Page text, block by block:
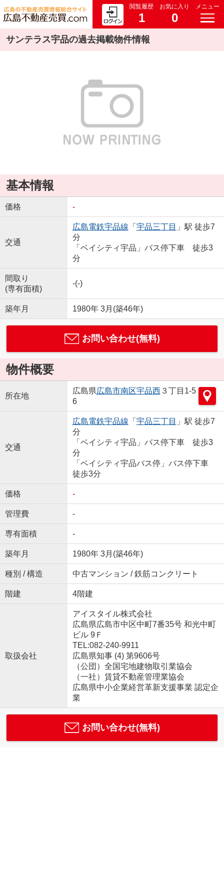
閲覧履歴
1
お気に入り
0
メニュー
サンテラス宇品の過去掲載物件情報
基本情報
価格 -
交通
広島電鉄宇品線 「 宇品三丁目 」駅 徒歩7
分
「ベイシティ宇品」バス停下車 徒歩3
分
間取り
(専有面積)
-(-)
築年月 1980年 3月(築46年)
お問い合わせ(無料)
物件概要
所在地
広島県広島市南区宇品西３丁目1-5
6
交通
広島電鉄宇品線 「 宇品三丁目 」駅 徒歩7
分
「ベイシティ宇品」バス停下車 徒歩3
分
「ベイシティ宇品バス停」バス停下車
徒歩3分
価格 -
管理費 -
専有面積 -
築年月 1980年 3月(築46年)
種別 / 構造 中古マンション / 鉄筋コンクリート
階建 4階建
取扱会社
アイスタイル株式会社
広島県広島市中区中町7番35号 和光中町
ビル 9Ｆ
TEL:082-240-9911
広島県知事 (4) 第9606号
（公団）全国宅地建物取引業協会
（一社）賃貸不動産管理業協会
広島県中小企業経営革新支援事業 認定企
業
お問い合わせ(無料)